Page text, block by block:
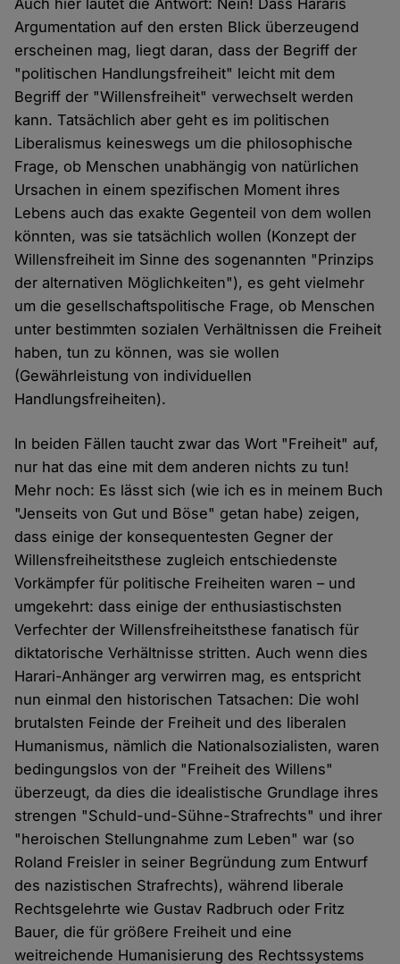
Auch hier lautet die Antwort: Nein! Dass Hararis
Argumentation auf den ersten Blick überzeugend
erscheinen mag, liegt daran, dass der Begriff der
"politischen Handlungsfreiheit" leicht mit dem
Begriff der "Willensfreiheit" verwechselt werden
kann. Tatsächlich aber geht es im politischen
Liberalismus keineswegs um die philosophische
Frage, ob Menschen unabhängig von natürlichen
Ursachen in einem spezifischen Moment ihres
Lebens auch das exakte Gegenteil von dem wollen
könnten, was sie tatsächlich wollen (Konzept der
Willensfreiheit im Sinne des sogenannten "Prinzips
der alternativen Möglichkeiten"), es geht vielmehr
um die gesellschaftspolitische Frage, ob Menschen
unter bestimmten sozialen Verhältnissen die Freiheit
haben, tun zu können, was sie wollen
(Gewährleistung von individuellen
Handlungsfreiheiten).
In beiden Fällen taucht zwar das Wort "Freiheit" auf,
nur hat das eine mit dem anderen nichts zu tun!
Mehr noch: Es lässt sich (wie ich es in meinem Buch
"Jenseits von Gut und Böse" getan habe) zeigen,
dass einige der konsequentesten Gegner der
Willensfreiheitsthese zugleich entschiedenste
Vorkämpfer für politische Freiheiten waren – und
umgekehrt: dass einige der enthusiastischsten
Verfechter der Willensfreiheitsthese fanatisch für
diktatorische Verhältnisse stritten. Auch wenn dies
Harari-Anhänger arg verwirren mag, es entspricht
nun einmal den historischen Tatsachen: Die wohl
brutalsten Feinde der Freiheit und des liberalen
Humanismus, nämlich die Nationalsozialisten, waren
bedingungslos von der "Freiheit des Willens"
überzeugt, da dies die idealistische Grundlage ihres
strengen "Schuld-und-Sühne-Strafrechts" und ihrer
"heroischen Stellungnahme zum Leben" war (so
Roland Freisler in seiner Begründung zum Entwurf
des nazistischen Strafrechts), während liberale
Rechtsgelehrte wie Gustav Radbruch oder Fritz
Bauer, die für größere Freiheit und eine
weitreichende Humanisierung des Rechtssystems